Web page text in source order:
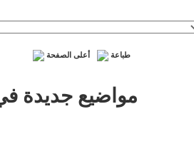
طباعة أعلى الصفحة
مواضيع جديدة